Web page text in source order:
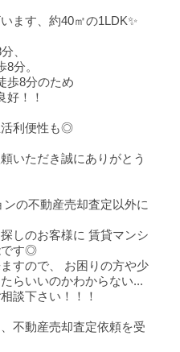
ます、約40㎡の1LDK✨
、
分。
歩8分のため
好！！
利便性も◎
いただき誠にありがとう
の不動産売却査定以外に
しのお客様に 賃貸マンシ
です◎
すので、 お困りの方や少
らいいのかわからない...
談下さい！！！
不動産売却査定依頼を受